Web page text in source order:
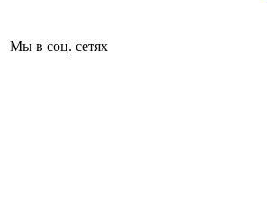
Мы в соц. сетях